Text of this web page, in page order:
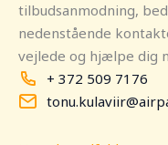
tilbudsanmodning,
nedenstående
vejlede og hjælpe dig
+ 372 509 7176